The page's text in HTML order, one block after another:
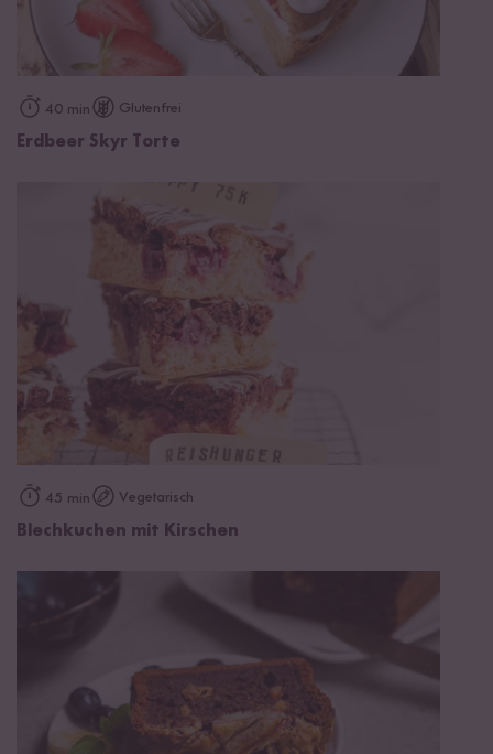
40 min Glutenfrei
Erdbeer Skyr Torte
45 min Vegetarisch
Blechkuchen mit Kirschen